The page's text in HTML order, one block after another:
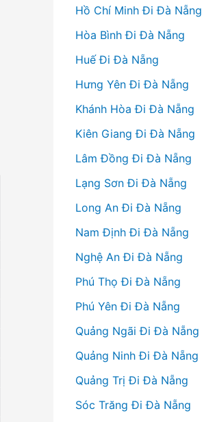
Hồ Chí Minh Đi Đà Nẵng
Hòa Bình Đi Đà Nẵng
Huế Đi Đà Nẵng
Hưng Yên Đi Đà Nẵng
Khánh Hòa Đi Đà Nẵng
Kiên Giang Đi Đà Nẵng
Lâm Đồng Đi Đà Nẵng
Lạng Sơn Đi Đà Nẵng
Long An Đi Đà Nẵng
Nam Định Đi Đà Nẵng
Nghệ An Đi Đà Nẵng
Phú Thọ Đi Đà Nẵng
Phú Yên Đi Đà Nẵng
Quảng Ngãi Đi Đà Nẵng
Quảng Ninh Đi Đà Nẵng
Quảng Trị Đi Đà Nẵng
Sóc Trăng Đi Đà Nẵng